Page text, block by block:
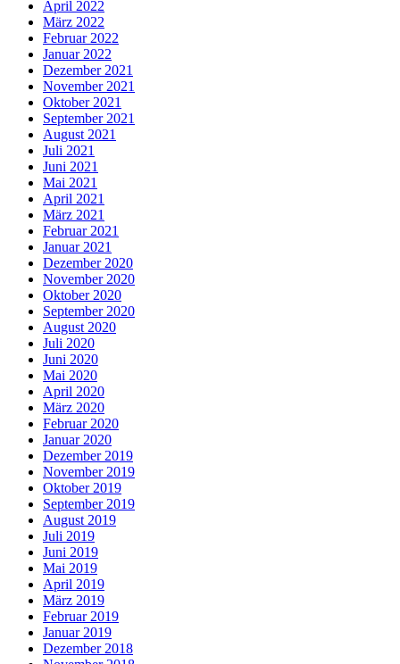
April 2022
März 2022
Februar 2022
Januar 2022
Dezember 2021
November 2021
Oktober 2021
September 2021
August 2021
Juli 2021
Juni 2021
Mai 2021
April 2021
März 2021
Februar 2021
Januar 2021
Dezember 2020
November 2020
Oktober 2020
September 2020
August 2020
Juli 2020
Juni 2020
Mai 2020
April 2020
März 2020
Februar 2020
Januar 2020
Dezember 2019
November 2019
Oktober 2019
September 2019
August 2019
Juli 2019
Juni 2019
Mai 2019
April 2019
März 2019
Februar 2019
Januar 2019
Dezember 2018